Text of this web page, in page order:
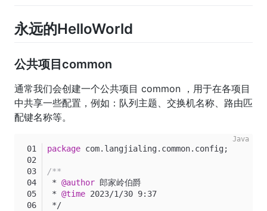
永远的HelloWorld
公共项目common
通常我们会创建一个公共项目 common ，用于在各项目
中共享一些配置，例如：队列主题、交换机名称、路由匹
配键名称等。
package com.langjialing.common.config;
/**
* @author 郎家岭伯爵
* @time 2023/1/30 9:37
*/